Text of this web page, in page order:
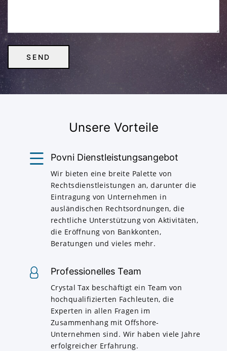
Unsere Vorteile
Povni Dienstleistungsangebot
Wir bieten eine breite Palette von
Rechtsdienstleistungen an, darunter die
Eintragung von Unternehmen in
ausländischen Rechtsordnungen, die
rechtliche Unterstützung von Aktivitäten,
die Eröffnung von Bankkonten,
Beratungen und vieles mehr.
Professionelles Team
Crystal Tax beschäftigt ein Team von
hochqualifizierten Fachleuten, die
Experten in allen Fragen im
Zusammenhang mit Offshore-
Unternehmen sind. Wir haben viele Jahre
erfolgreicher Erfahrung.